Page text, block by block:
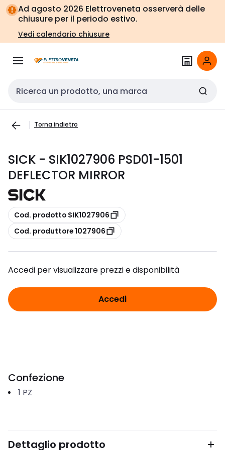
Vai alla
navigazione
Vai
alla
pagina
Ad agosto 2026 Elettroveneta osserverà delle
chiusure per il periodo estivo.
Vedi calendario chiusure
Cerca input
Torna indietro
SICK - SIK1027906 PSD01-1501
DEFLECTOR MIRROR
copia
Cod. prodotto SIK1027906
copia
Cod. produttore 1027906
Accedi per visualizzare prezzi e disponibilità
Accedi
Confezione
1 PZ
Dettaglio prodotto